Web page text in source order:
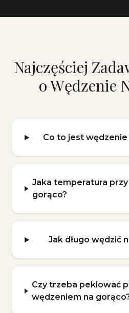
Najczęściej
o Wędzenie
Co to jest wędzenie
Jaka temperatura
gorąco?
Jak długo wędzić
Czy trzeba peklować
wędzeniem na